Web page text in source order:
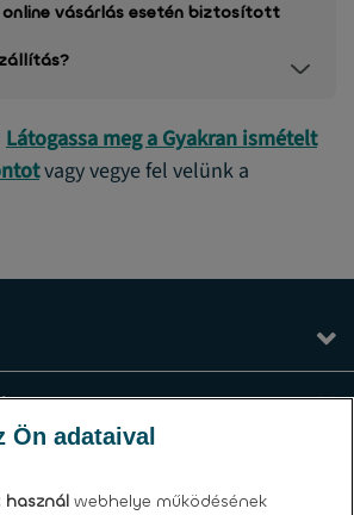
vásárlás esetén biztosított
Látogassa meg a Gyakran ismételt
vagy vegye fel velünk a
Ön adataival
használ webhelye működésének